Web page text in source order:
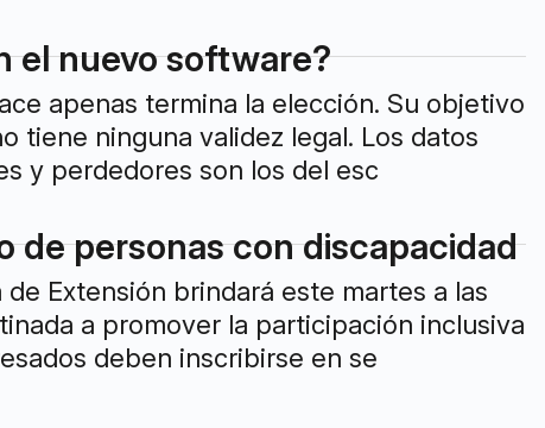
el nuevo software?
apenas termina la elección. Su objetivo
tiene ninguna validez legal. Los datos
y perdedores son los del esc
de personas con discapacidad
Extensión brindará este martes a las
a promover la participación inclusiva
deben inscribirse en se